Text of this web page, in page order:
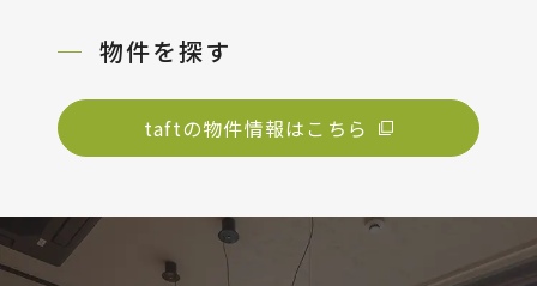
トノジログ
COMPANY
物件を探す
taftの物件情報はこちら